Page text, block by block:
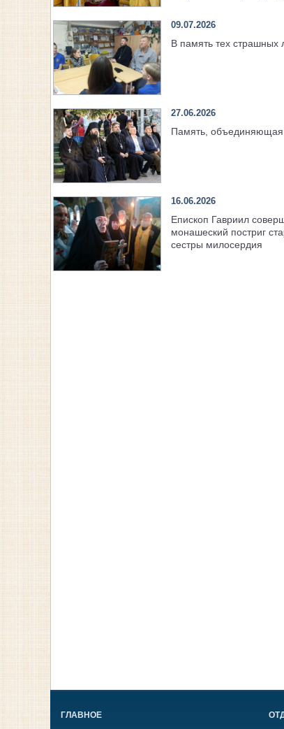
09.07.2026
В память тех страшных
27.06.2026
Память, объединяющая
16.06.2026
Епископ Гавриил
монашеский постриг
сестры милосердия
ГЛАВНОЕ